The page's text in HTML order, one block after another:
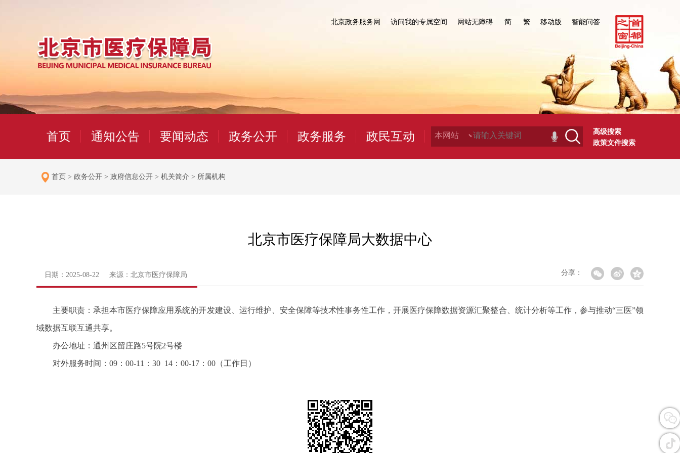
北京政务服务网 访问我的专属空间 网站无障碍 简 繁 移动版 智能问答
首页 通知公告 要闻动态 政务公开 政务服务 政民互动
高级搜索
政策文件搜索
首页 > 政务公开 > 政府信息公开 > 机关简介 > 所属机构
北京市医疗保障局大数据中心
日期：2025-08-22 来源：北京市医疗保障局 分享：
主要职责：承担本市医疗保障应用系统的开发建设、运行维护、安全保障等技术性事务性工作，开展医疗保障数据资源汇聚整合、统计分析等工作，参与推动“三医”领
域数据互联互通共享。
办公地址：通州区留庄路5号院2号楼
对外服务时间： 09：00-11：30 14：00-17：00 （工作日 ）